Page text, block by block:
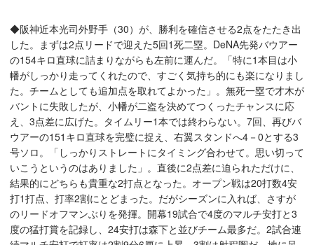
◆阪神近本光司外野手（30）が、勝利を確信させる2点をたたき出
した。まずは2点リードで迎えた5回1死二塁。DeNA先発バウアー
の154キロ直球に詰まりながらも左前に運んだ。「特に1本目は小
幡がしっかり走ってくれたので、すごく気持ち的にも楽になりまし
た。チームとしても追加点を取れてよかった」。無死一塁で才木が
バントに失敗したが、小幡が二盗を決めてつくったチャンスに応
え、3点差に広げた。タイムリー1本では終わらない。7回、再びバ
ウアーの151キロ直球を完璧に捉え、右翼スタンドへ4－0とする3
号ソロ。「しっかりストレートにタイミング合わせて。思い切って
いこうというのはありました」。直後に2点差に迫られただけに、
結果的にどちらも貴重な2打点となった。オープン戦は20打数4安
打1打点、打率2割にとどまった。だがシーズンに入れば、さすが
のリードオフマンぶりを発揮。開幕19試合で4度のマルチ安打と3
度の猛打賞を記録し、24安打は森下と並びチーム最多だ。2試合連